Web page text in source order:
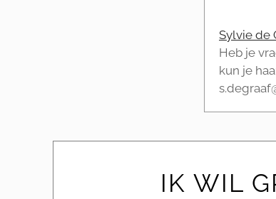
Sylvie de
Heb je
kun je
IK WIL